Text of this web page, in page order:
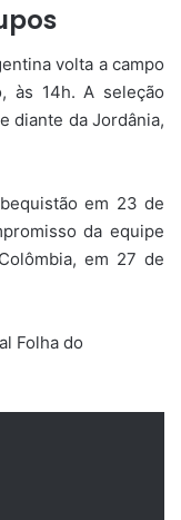
volta a campo
às 14h. A seleção
diante da Jordânia,
em 23 de
da equipe
em 27 de
Folha do